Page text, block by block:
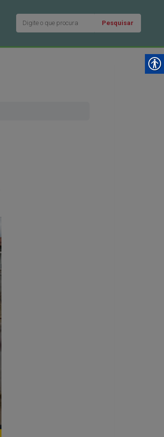
Pesquisar